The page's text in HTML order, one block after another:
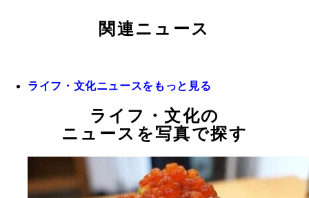
関連ニュース
ライフ・文化ニュースをもっと見る
ライフ・文化の
ニュースを写真で探す